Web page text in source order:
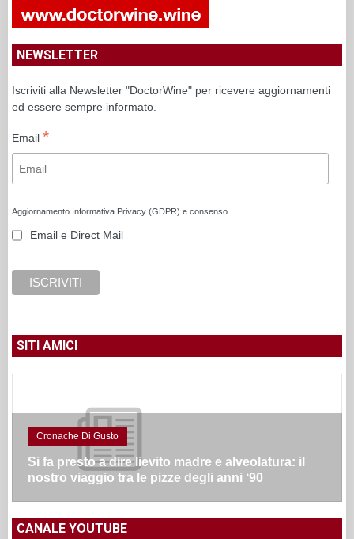
NEWSLETTER
Iscriviti alla Newsletter "DoctorWine" per ricevere aggiornamenti
ed essere sempre informato.
Email *
Aggiornamento Informativa Privacy (GDPR) e consenso
Email e Direct Mail
SITI AMICI
Cronache Di Gusto
Si fa presto a dire lievito madre e alveolatura: il
nostro viaggio tra le pizze degli anni ‘90
CANALE YOUTUBE